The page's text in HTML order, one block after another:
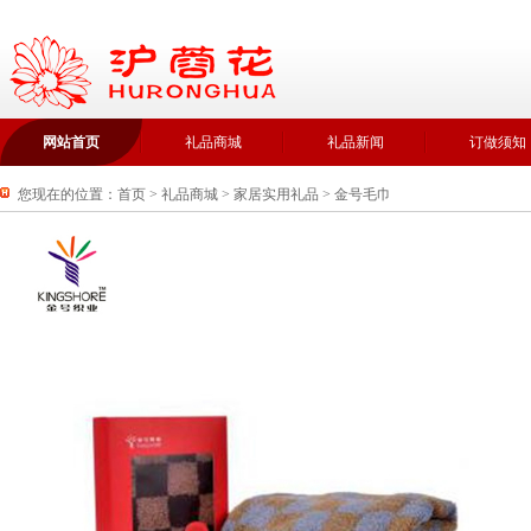
网站首页 礼品商城 礼品新闻 订做须知
您现在的位置： 首页 > 礼品商城 > 家居实用礼品 > 金号毛巾